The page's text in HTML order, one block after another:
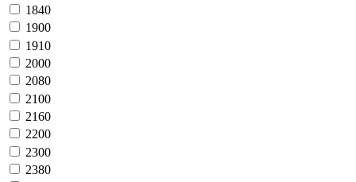
1840
1900
1910
2000
2080
2100
2160
2200
2300
2380